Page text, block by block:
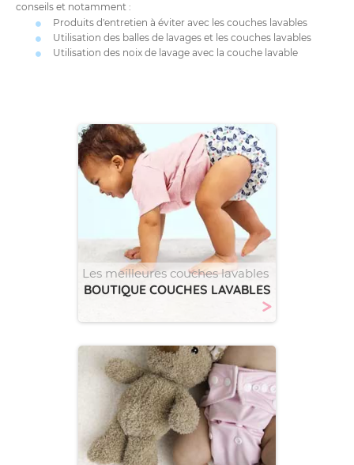
Les meilleures couches lavables
BOUTIQUE COUCHES LAVABLES
>
conseils et notamment :
Produits d'entretien à éviter avec les couches lavables
Utilisation des balles de lavages et les couches lavables
Utilisation des noix de lavage avec la couche lavable